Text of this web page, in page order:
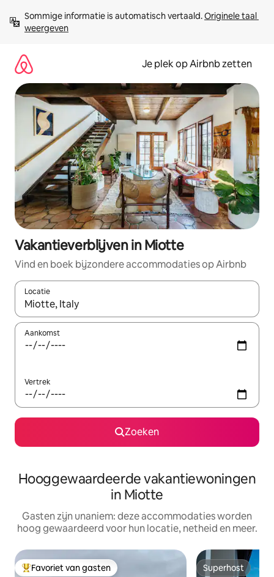
direct
naar
Sommige informatie is automatisch vertaald. Originele taal
weergeven
Je plek op Airbnb zetten
Vakantieverblijven in Miotte
Vind en boek bijzondere accommodaties op Airbnb
Locatie
Wanneer er resultaten beschikbaar zijn, maak je een keuze
Aankomst
Vertrek
Zoeken
Hooggewaardeerde vakantiewoningen
in Miotte
Gasten zijn unaniem: deze accommodaties worden
hoog gewaardeerd voor hun locatie, netheid en meer.
Topfavoriet van gasten
Favoriet van gasten Superhost
Superhost